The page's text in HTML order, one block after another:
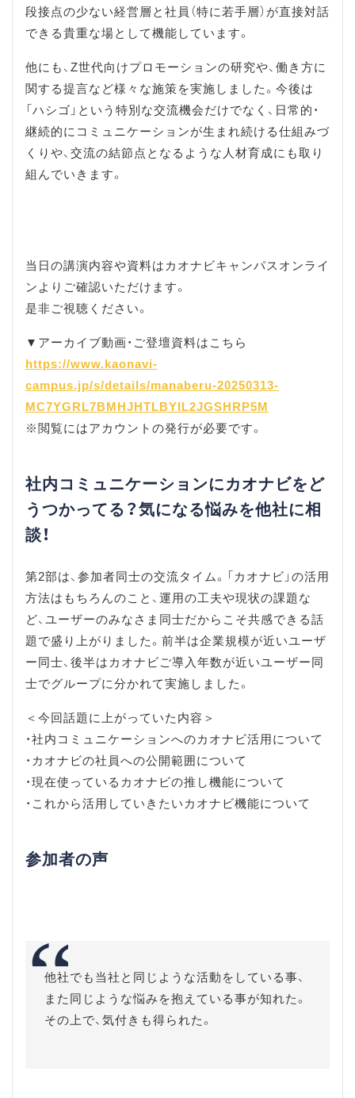
段接点の少ない経営層と社員（特に若手層）が直接対話
できる貴重な場として機能しています。
他にも、Z世代向けプロモーションの研究や、働き方に
関する提言など様々な施策を実施しました。今後は
「ハシゴ」という特別な交流機会だけでなく、日常的・
継続的にコミュニケーションが生まれ続ける仕組みづ
くりや、交流の結節点となるような人材育成にも取り
組んでいきます。
当日の講演内容や資料はカオナビキャンパスオンライ
ンよりご確認いただけます。
是非ご視聴ください。
▼アーカイブ動画・ご登壇資料はこちら
https://www.kaonavi-
campus.jp/s/details/manaberu-20250313-
MC7YGRL7BMHJHTLBYIL2JGSHRP5M
※閲覧にはアカウントの発行が必要です。
社内コミュニケーションにカオナビをど
うつかってる？気になる悩みを他社に相
談！
第2部は、参加者同士の交流タイム。「カオナビ」の活用
方法はもちろんのこと、運用の工夫や現状の課題な
ど、ユーザーのみなさま同士だからこそ共感できる話
題で盛り上がりました。前半は企業規模が近いユーザ
ー同士、後半はカオナビご導入年数が近いユーザー同
士でグループに分かれて実施しました。
＜今回話題に上がっていた内容＞
・社内コミュニケーションへのカオナビ活用について
・カオナビの社員への公開範囲について
・現在使っているカオナビの推し機能について
・これから活用していきたいカオナビ機能について
参加者の声
他社でも当社と同じような活動をしている事、
また同じような悩みを抱えている事が知れた。
その上で、気付きも得られた。